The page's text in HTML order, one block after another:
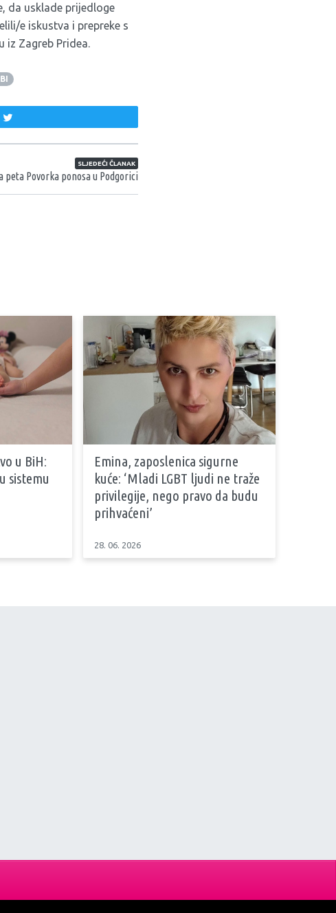
da usklade prijedloge
e iskustva i prepreke s
iz Zagreb Pridea.
SLJEDEĆI ČLANAK
peta Povorka ponosa u Podgorici
u BiH:
sistemu
Emina, zaposlenica sigurne
kuće: ‘Mladi LGBT ljudi ne traže
privilegije, nego pravo da budu
prihvaćeni’
28. 06. 2026